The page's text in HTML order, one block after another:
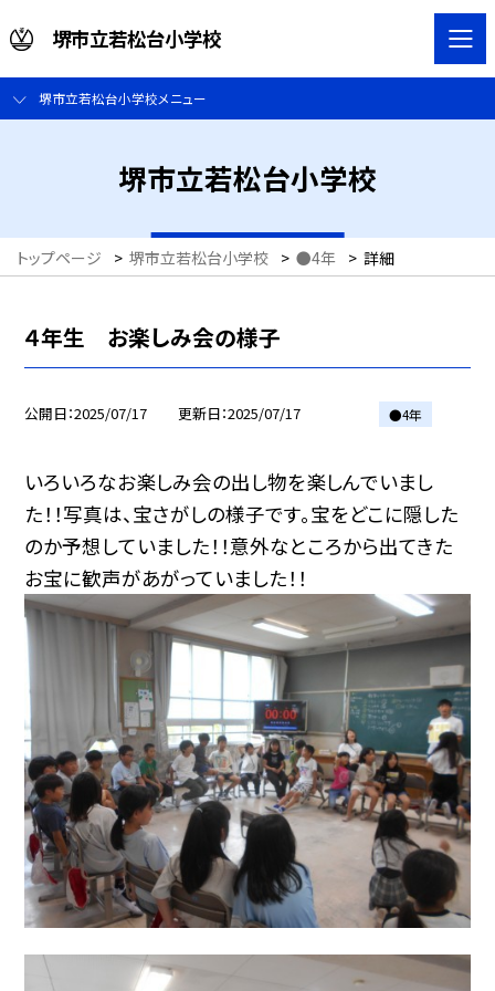
堺市立若松台小学校
堺市立若松台小学校メニュー
堺市立若松台小学校
トップページ > 堺市立若松台小学校 > ●4年 > 詳細
４年生 お楽しみ会の様子
公開日 2025/07/17 更新日 2025/07/17 ●4年
いろいろなお楽しみ会の出し物を楽しんでいまし
た！！写真は、宝さがしの様子です。宝をどこに隠した
のか予想していました！！意外なところから出てきた
お宝に歓声があがっていました！！